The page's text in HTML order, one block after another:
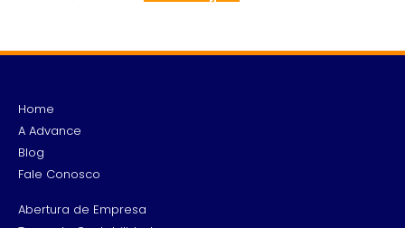
Home
A Advance
Blog
Fale Conosco
Abertura de Empresa